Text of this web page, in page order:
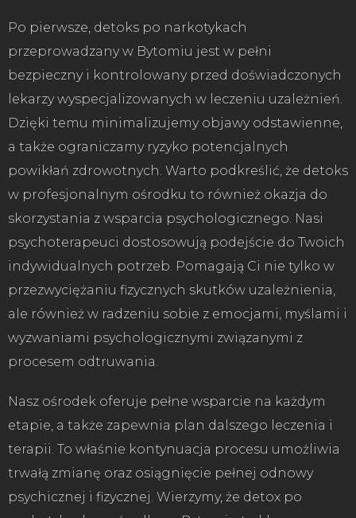
Po pierwsze, detoks po narkotykach
przeprowadzany w Bytomiu jest w pełni
bezpieczny i kontrolowany przed doświadczonych
lekarzy wyspecjalizowanych w leczeniu uzależnień.
Dzięki temu minimalizujemy objawy odstawienne,
a także ograniczamy ryzyko potencjalnych
powikłań zdrowotnych. Warto podkreślić, że detoks
w profesjonalnym ośrodku to również okazja do
skorzystania z wsparcia psychologicznego. Nasi
psychoterapeuci dostosowują podejście do Twoich
indywidualnych potrzeb. Pomagają Ci nie tylko w
przezwyciężaniu fizycznych skutków uzależnienia,
ale również w radzeniu sobie z emocjami, myślami i
wyzwaniami psychologicznymi związanymi z
procesem odtruwania.
Nasz ośrodek oferuje pełne wsparcie na każdym
etapie, a także zapewnia plan dalszego leczenia i
terapii. To właśnie kontynuacja procesu umożliwia
trwałą zmianę oraz osiągnięcie pełnej odnowy
psychicznej i fizycznej. Wierzymy, że detox po